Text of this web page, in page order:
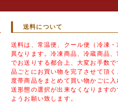
送料について
送料は、常温便、クール便（冷凍
異なります。冷凍商品、冷蔵商品
でお送りする都合上、大変お手数
品ごとにお買い物を完了させて頂
度帯商品をまとめて買い物かごに
送形態の選択が出来なくなります
ようお願い致します。